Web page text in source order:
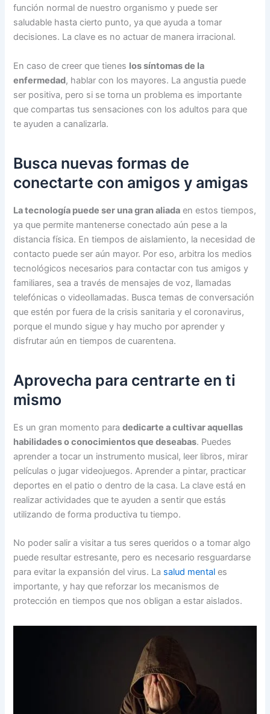
función normal de nuestro organismo y puede ser
saludable hasta cierto punto, ya que ayuda a tomar
decisiones. La clave es no actuar de manera irracional.
En caso de creer que tienes los síntomas de la
enfermedad, hablar con los mayores. La angustia puede
ser positiva, pero si se torna un problema es importante
que compartas tus sensaciones con los adultos para que
te ayuden a canalizarla.
Busca nuevas formas de
conectarte con amigos y amigas
La tecnología puede ser una gran aliada en estos tiempos,
ya que permite mantenerse conectado aún pese a la
distancia física. En tiempos de aislamiento, la necesidad de
contacto puede ser aún mayor. Por eso, arbitra los medios
tecnológicos necesarios para contactar con tus amigos y
familiares, sea a través de mensajes de voz, llamadas
telefónicas o videollamadas. Busca temas de conversación
que estén por fuera de la crisis sanitaria y el coronavirus,
porque el mundo sigue y hay mucho por aprender y
disfrutar aún en tiempos de cuarentena.
Aprovecha para centrarte en ti
mismo
Es un gran momento paradedicarte a cultivar aquellas
habilidades o conocimientos que deseabas. Puedes
aprender a tocar un instrumento musical, leer libros, mirar
películas o jugar videojuegos. Aprender a pintar, practicar
deportes en el patio o dentro de la casa. La clave está en
realizar actividades que te ayuden a sentir que estás
utilizando de forma productiva tu tiempo.
No poder salir a visitar a tus seres queridos o a tomar algo
puede resultar estresante, pero es necesario resguardarse
para evitar la expansión del virus. La salud mental es
importante, y hay que reforzar los mecanismos de
protección en tiempos que nos obligan a estar aislados.